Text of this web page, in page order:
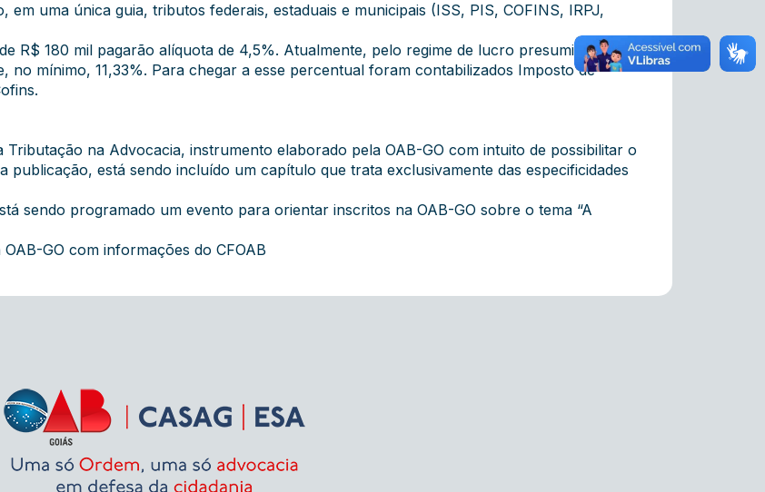
em uma única guia, tributos federais, estaduais e municipais (ISS, PIS, COFINS, IRPJ,
R$ 180 mil pagarão alíquota de 4,5%. Atualmente, pelo regime de lucro presumido, as
no mínimo, 11,33%. Para chegar a esse percentual foram contabilizados Imposto de
Tributação na Advocacia, instrumento elaborado pela OAB-GO com intuito de possibilitar o
publicação, está sendo incluído um capítulo que trata exclusivamente das especificidades
sendo programado um evento para orientar inscritos na OAB-GO sobre o tema “A
GO com informações do CFOAB